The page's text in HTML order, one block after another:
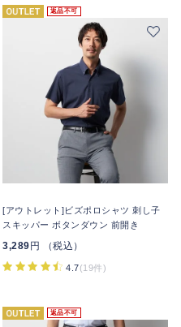
返品不可
[アウトレット]ビズポロシャツ 刺し子
スキッパー ボタンダウン 前開き
3,289円 （税込）
4.7(19件)
返品不可